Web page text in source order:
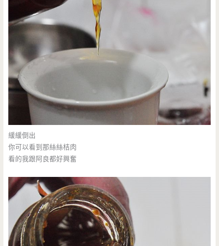
緩緩倒出
你可以看到那絲絲桔肉
看的我跟阿良都好興奮